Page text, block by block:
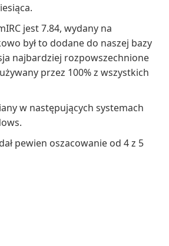
jest 7.84, wydany na
był to dodane do naszej bazy
najbardziej rozpowszechnione
przez 100% z wszystkich
w następujących systemach
pewien oszacowanie od 4 z 5